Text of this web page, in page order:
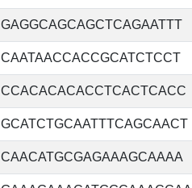
GAGGCAGCAGCTCAGAATTT
CAATAACCACCGCATCTCCT
CCACACACACCTCACTCACC
GCATCTGCAATTTCAGCAACT
CAACATGCGAGAAAGCAAAA